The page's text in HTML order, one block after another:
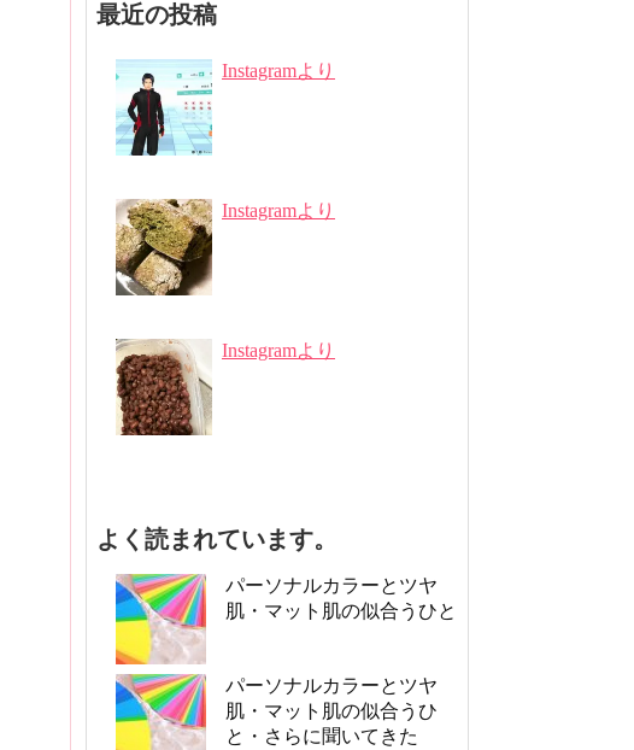
最近の投稿
Instagramより
Instagramより
Instagramより
よく読まれています。
パーソナルカラーとツヤ
肌・マット肌の似合うひと
パーソナルカラーとツヤ
肌・マット肌の似合うひ
と・さらに聞いてきた